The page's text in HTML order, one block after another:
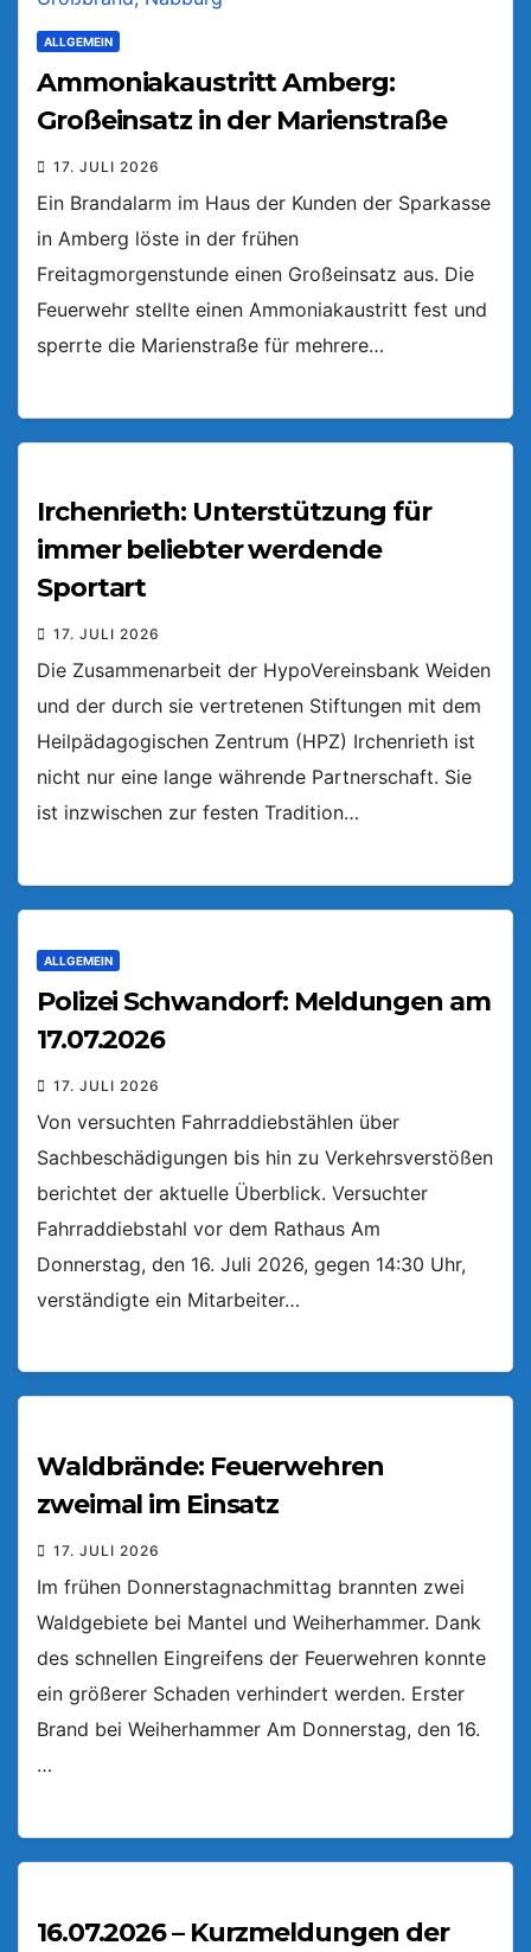
ALLGEMEIN
Ammoniakaustritt Amberg:
Großeinsatz in der Marienstraße
17. JULI 2026
Ein Brandalarm im Haus der Kunden der Sparkasse
in Amberg löste in der frühen
Freitagmorgenstunde einen Großeinsatz aus. Die
Feuerwehr stellte einen Ammoniakaustritt fest und
sperrte die Marienstraße für mehrere…
Irchenrieth: Unterstützung für
immer beliebter werdende
Sportart
17. JULI 2026
Die Zusammenarbeit der HypoVereinsbank Weiden
und der durch sie vertretenen Stiftungen mit dem
Heilpädagogischen Zentrum (HPZ) Irchenrieth ist
nicht nur eine lange währende Partnerschaft. Sie
ist inzwischen zur festen Tradition…
ALLGEMEIN
Polizei Schwandorf: Meldungen am
17.07.2026
17. JULI 2026
Von versuchten Fahrraddiebstählen über
Sachbeschädigungen bis hin zu Verkehrsverstößen
berichtet der aktuelle Überblick. Versuchter
Fahrraddiebstahl vor dem Rathaus Am
Donnerstag, den 16. Juli 2026, gegen 14:30 Uhr,
verständigte ein Mitarbeiter…
Waldbrände: Feuerwehren
zweimal im Einsatz
17. JULI 2026
Im frühen Donnerstagnachmittag brannten zwei
Waldgebiete bei Mantel und Weiherhammer. Dank
des schnellen Eingreifens der Feuerwehren konnte
ein größerer Schaden verhindert werden. Erster
Brand bei Weiherhammer Am Donnerstag, den 16.
…
16.07.2026 – Kurzmeldungen der